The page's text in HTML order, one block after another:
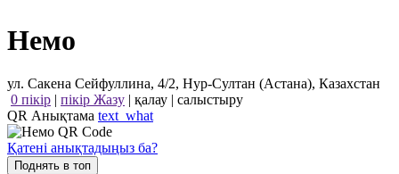
Немо
ул. Сакена Сейфуллина, 4/2, Нур-Султан (Астана), Казахстан
0 пікір | пікір Жазу | қалау | салыстыру
QR Анықтама text_what
Қатені анықтадыңыз ба?
Поднять в топ